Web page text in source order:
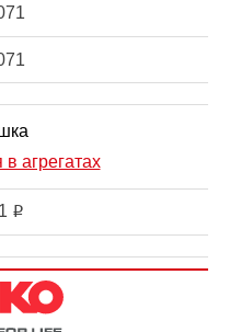
в агрегатах
i